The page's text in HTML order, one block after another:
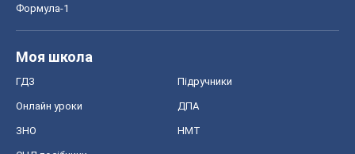
Формула-1
Моя школа
ГДЗ Підручники
Онлайн уроки ДПА
ЗНО НМТ